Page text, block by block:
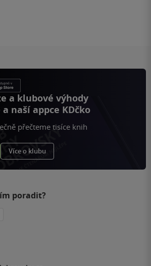
a klubové výhody
naší appce KDčko
přečteme tisíce knih
Více o klubu
poradit?